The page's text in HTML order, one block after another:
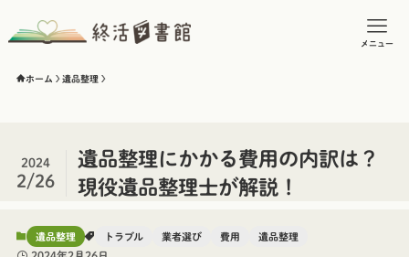
メニュー
ホーム 遺品整理
遺品整理にかかる費用の内訳は？
現役遺品整理士が解説！
2024
2/26
遺品整理 トラブル 業者選び 費用 遺品整理